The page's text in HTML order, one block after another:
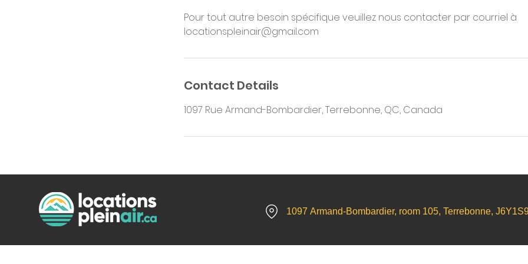
Pour tout autre besoin spécifique veuillez nous contacter par courriel à
Contact Details
1097 Rue Armand-Bombardier, Terrebonne, QC, Canada
1097 Armand-Bombardier, room 105, Terrebonne,